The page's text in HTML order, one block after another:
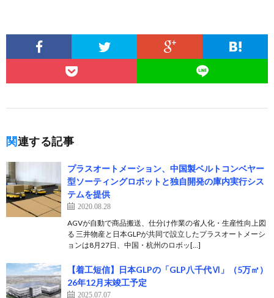
関連する記事
プラスオートメーション、中国製ベルトコンベヤー
型ソーティングロボットと独自開発の庫内実行シス
テムを提供
2020.08.28
AGVが自動で商品搬送、仕分け作業の省人化・生産性向上図
る 三井物産と日本GLPが共同で設立したプラスオートメーシ
ョンは8月27日、中国・杭州のロボッ[…]
【着工短信】日本GLPの「GLP八千代Ⅵ」（5万㎡）
26年12月末竣工予定
2025.07.07